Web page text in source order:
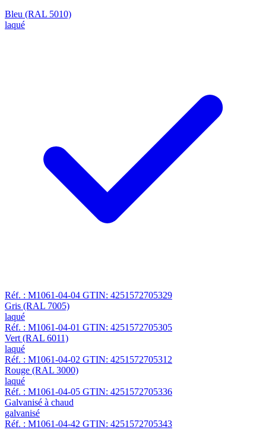
Bleu (RAL 5010)
laqué
Réf. : M1061-04-04 GTIN: 4251572705329
Gris (RAL 7005)
laqué
Réf. : M1061-04-01 GTIN: 4251572705305
Vert (RAL 6011)
laqué
Réf. : M1061-04-02 GTIN: 4251572705312
Rouge (RAL 3000)
laqué
Réf. : M1061-04-05 GTIN: 4251572705336
Galvanisé à chaud
galvanisé
Réf. : M1061-04-42 GTIN: 4251572705343